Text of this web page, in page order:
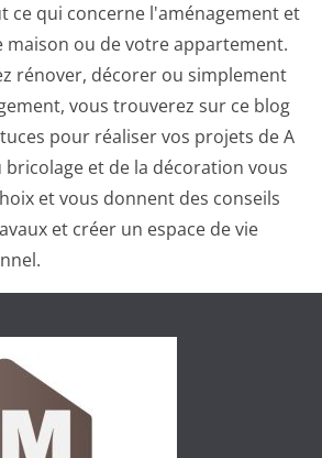
ce qui concerne l'aménagement et
ou de votre appartement.
rénover, décorer ou simplement
vous trouverez sur ce blog
pour réaliser vos projets de A
bricolage et de la décoration vous
et vous donnent des conseils
et créer un espace de vie